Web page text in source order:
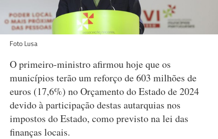
Foto Lusa
O primeiro-ministro afirmou hoje que os
municípios terão um reforço de 603 milhões de
euros (17,6%) no Orçamento do Estado de 2024
devido à participação destas autarquias nos
impostos do Estado, como previsto na lei das
finanças locais.